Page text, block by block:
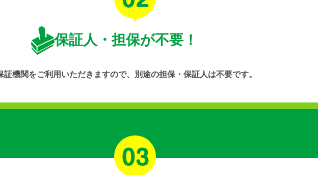
保証人・担保が不要！
証機関をご利用いただきますので、別途の担保・保証人は不要です。